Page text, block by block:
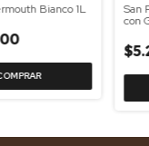
Bianco 1L
San
con